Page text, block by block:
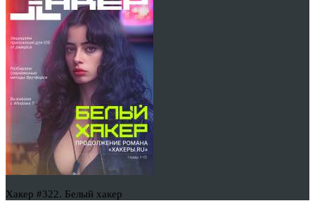
Хакер #322. Белый хакер